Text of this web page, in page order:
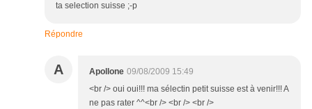
ta selection suisse ;-p
Répondre
A Apollone 09/08/2009 15:49
<br /> oui oui!!! ma sélectin petit suisse est à venir!!! A
ne pas rater ^^<br /> <br /> <br />